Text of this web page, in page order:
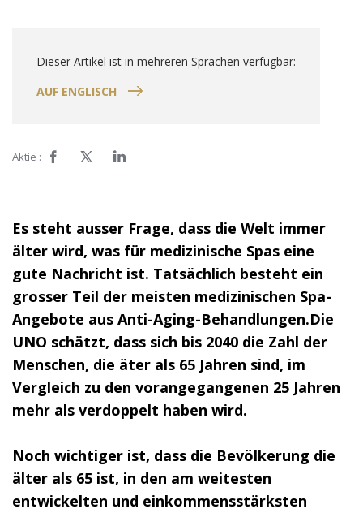
Dieser Artikel ist in mehreren Sprachen verfügbar:
AUF ENGLISCH
Aktie :
Es steht ausser Frage, dass die Welt immer
älter wird, was für medizinische Spas eine
gute Nachricht ist. Tatsächlich besteht ein
grosser Teil der meisten medizinischen Spa-
Angebote aus Anti-Aging-Behandlungen.Die
UNO schätzt, dass sich bis 2040 die Zahl der
Menschen, die äter als 65 Jahren sind, im
Vergleich zu den vorangegangenen 25 Jahren
mehr als verdoppelt haben wird.
Noch wichtiger ist, dass die Bevölkerung die
älter als 65 ist, in den am weitesten
entwickelten und einkommensstärksten